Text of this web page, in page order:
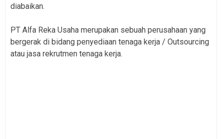
diabaikan.
PT Alfa Reka Usaha merupakan sebuah perusahaan yang
bergerak di bidang penyediaan tenaga kerja / Outsourcing
atau jasa rekrutmen tenaga kerja.